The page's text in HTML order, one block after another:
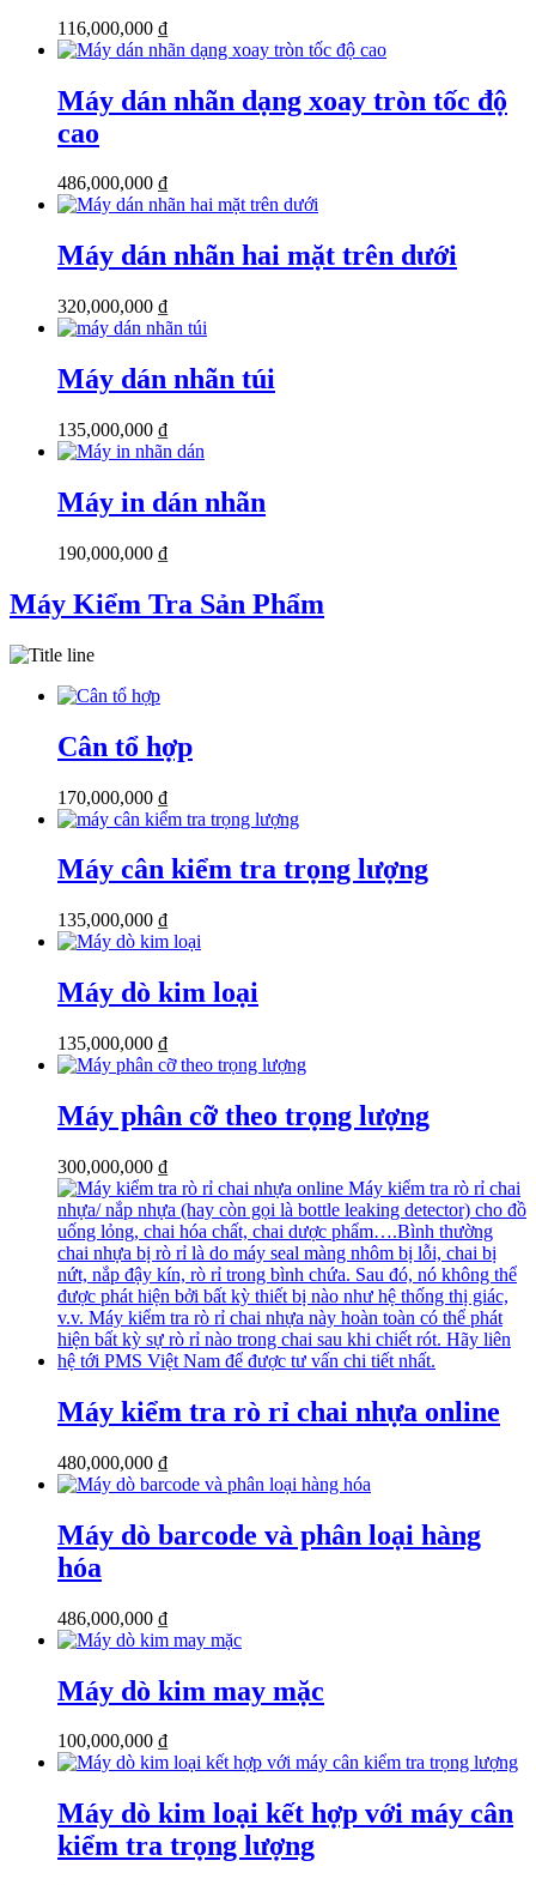
116,000,000 ₫
Máy dán nhãn dạng xoay tròn tốc độ
cao
486,000,000 ₫
Máy dán nhãn hai mặt trên dưới
320,000,000 ₫
Máy dán nhãn túi
135,000,000 ₫
Máy in dán nhãn
190,000,000 ₫
Máy Kiểm Tra Sản Phẩm
Cân tổ hợp
170,000,000 ₫
Máy cân kiểm tra trọng lượng
135,000,000 ₫
Máy dò kim loại
135,000,000 ₫
Máy phân cỡ theo trọng lượng
300,000,000 ₫
Máy kiểm tra rò rỉ chai nhựa online
480,000,000 ₫
Máy dò barcode và phân loại hàng
hóa
486,000,000 ₫
Máy dò kim may mặc
100,000,000 ₫
Máy dò kim loại kết hợp với máy cân
kiểm tra trọng lượng